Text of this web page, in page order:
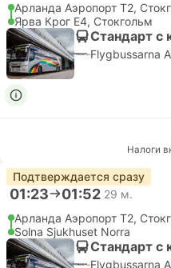
Арланда Аэропорт T2,
Ярва Крог E4, Стокгольм
Стандарт с
Flygbussarna
Налоги
Подтверждается сразу
01:23 01:52 29 м.
Арланда Аэропорт T2,
Solna Sjukhuset Norra
Стандарт с
Flygbussarna